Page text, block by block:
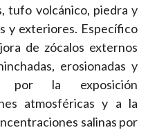
tufo volcánico, piedra y
y exteriores. Específico
de zócalos externos
erosionadas y
por la exposición
atmosféricas y a la
salinas por